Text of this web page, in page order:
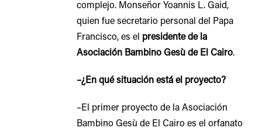
complejo. Monseñor Yoannis L. Gaid,
quien fue secretario personal del Papa
Francisco, es el presidente de la
Asociación Bambino Gesù de El Cairo.
–¿En qué situación está el proyecto?
–El primer proyecto de la Asociación
Bambino Gesù de El Cairo es el orfanato